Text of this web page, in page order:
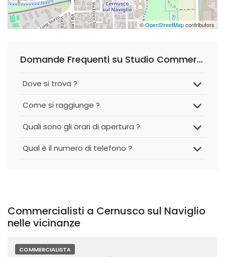
©OpenStreetMapcontributors
Domande Frequenti su Studio Commercialista Motta Stefania
Dove si trova ?
Come si raggiunge ?
Quali sono gli orari di apertura ?
Qual è il numero di telefono ?
Commercialisti a Cernusco sul Naviglio
nelle vicinanze
COMMERCIALISTA